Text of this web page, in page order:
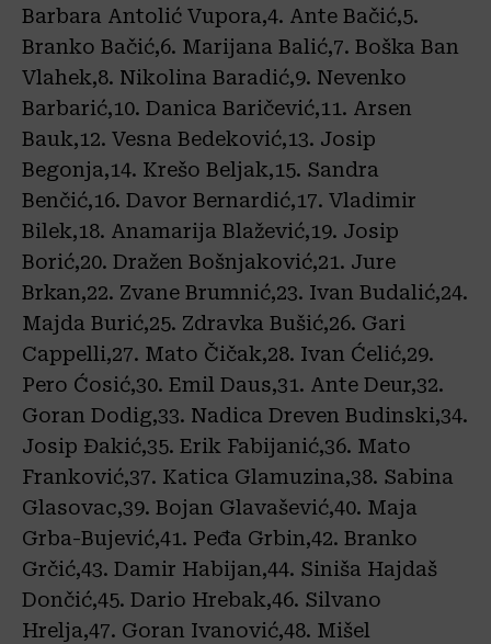
Barbara Antolić Vupora,4. Ante Bačić,5.
Branko Bačić,6. Marijana Balić,7. Boška Ban
Vlahek,8. Nikolina Baradić,9. Nevenko
Barbarić,10. Danica Baričević,11. Arsen
Bauk,12. Vesna Bedeković,13. Josip
Begonja,14. Krešo Beljak,15. Sandra
Benčić,16. Davor Bernardić,17. Vladimir
Bilek,18. Anamarija Blažević,19. Josip
Borić,20. Dražen Bošnjaković,21. Jure
Brkan,22. Zvane Brumnić,23. Ivan Budalić,24.
Majda Burić,25. Zdravka Bušić,26. Gari
Cappelli,27. Mato Čičak,28. Ivan Ćelić,29.
Pero Ćosić,30. Emil Daus,31. Ante Deur,32.
Goran Dodig,33. Nadica Dreven Budinski,34.
Josip Đakić,35. Erik Fabijanić,36. Mato
Franković,37. Katica Glamuzina,38. Sabina
Glasovac,39. Bojan Glavašević,40. Maja
Grba-Bujević,41. Peđa Grbin,42. Branko
Grčić,43. Damir Habijan,44. Siniša Hajdaš
Dončić,45. Dario Hrebak,46. Silvano
Hrelja,47. Goran Ivanović,48. Mišel